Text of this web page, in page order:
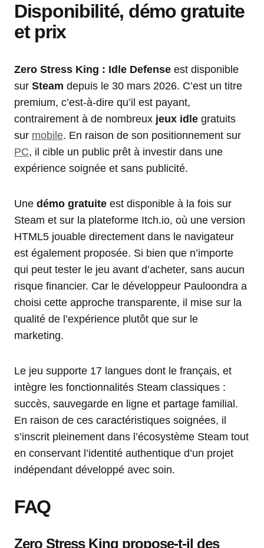
Disponibilité, démo gratuite
et prix
Zero Stress King : Idle Defense est disponible
sur Steam depuis le 30 mars 2026. C’est un titre
premium, c’est-à-dire qu’il est payant,
contrairement à de nombreux jeux idle gratuits
sur mobile. En raison de son positionnement sur
PC, il cible un public prêt à investir dans une
expérience soignée et sans publicité.
Une démo gratuite est disponible à la fois sur
Steam et sur la plateforme Itch.io, où une version
HTML5 jouable directement dans le navigateur
est également proposée. Si bien que n’importe
qui peut tester le jeu avant d’acheter, sans aucun
risque financier. Car le développeur Pauloondra a
choisi cette approche transparente, il mise sur la
qualité de l’expérience plutôt que sur le
marketing.
Le jeu supporte 17 langues dont le français, et
intègre les fonctionnalités Steam classiques :
succès, sauvegarde en ligne et partage familial.
En raison de ces caractéristiques soignées, il
s’inscrit pleinement dans l’écosystème Steam tout
en conservant l’identité authentique d’un projet
indépendant développé avec soin.
FAQ
Zero Stress King propose-t-il des